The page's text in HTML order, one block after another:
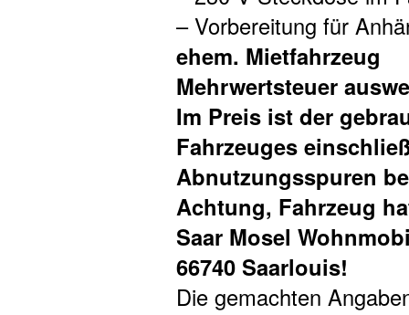
– Vorbereitung für
ehem. Mietfahrzeug
Mehrwertsteuer
Im Preis ist der
Fahrzeuges
Abnutzungsspuren
Achtung, Fahrzeug
Saar Mosel
66740 Saarlouis!
Die gemachten